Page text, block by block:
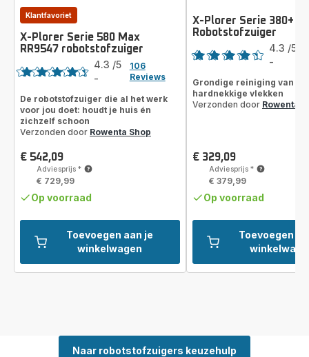
Toevoegen aan je
winkelwagen
Klantfavoriet
X-Plorer Serie 580 Max
RR9547 robotstofzuiger
Score
4.3 /5
-
106
Reviews
De robotstofzuiger die al het werk
voor jou doet: houdt je huis én
zichzelf schoon
Verzonden door Rowenta Shop
Prijs
€ 542,09
Adviesprijs*
€ 729,99
Op voorraad
Toevoegen
X-Plorer Serie 380+
Robotstofzuiger
Score
4.3 /5
-
Grondige reiniging van
hardnekkige vlekken
Verzonden door Rowenta
Prijs
€ 329,09
Adviesprijs*
€ 379,99
Op voorraad
Naar robotstofzuigers keuzehulp